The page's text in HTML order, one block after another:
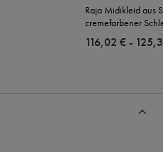
Raja Midikleid aus
cremefarbener
ab
116,02 € - bis